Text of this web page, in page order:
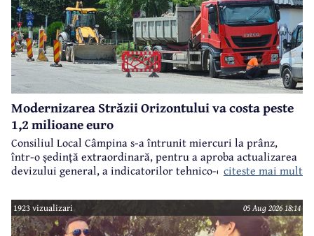
Modernizarea Străzii Orizontului va costa peste
1,2 milioane euro
Consiliul Local Câmpina s-a întrunit miercuri la prânz,
într-o ședință extraordinară, pentru a aproba actualizarea
devizului general, a indicatorilor tehnico-economici și a
realizarea modernizării Străzii Orizontului, obiectiv
finanțat prin Programul Național de Investiții ”Anghel
Saligny”.
citeste mai mult
1923 vizualizari 05 Aug 2026 18:14